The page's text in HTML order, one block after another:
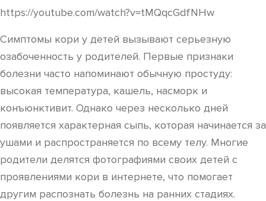
https://youtube.com/watch?v=tMQqcGdfNHw
Симптомы кори у детей вызывают серьезную
озабоченность у родителей. Первые признаки
болезни часто напоминают обычную простуду:
высокая температура, кашель, насморк и
конъюнктивит. Однако через несколько дней
появляется характерная сыпь, которая начинается за
ушами и распространяется по всему телу. Многие
родители делятся фотографиями своих детей с
проявлениями кори в интернете, что помогает
другим распознать болезнь на ранних стадиях.